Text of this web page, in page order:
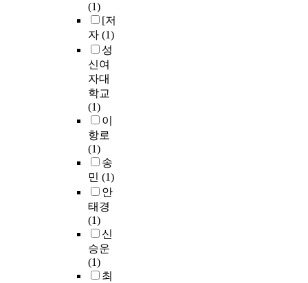
(1)
[저
자 (1)
성
신여
자대
학교
(1)
이
항로
(1)
송
민 (1)
안
태경
(1)
신
승운
(1)
최